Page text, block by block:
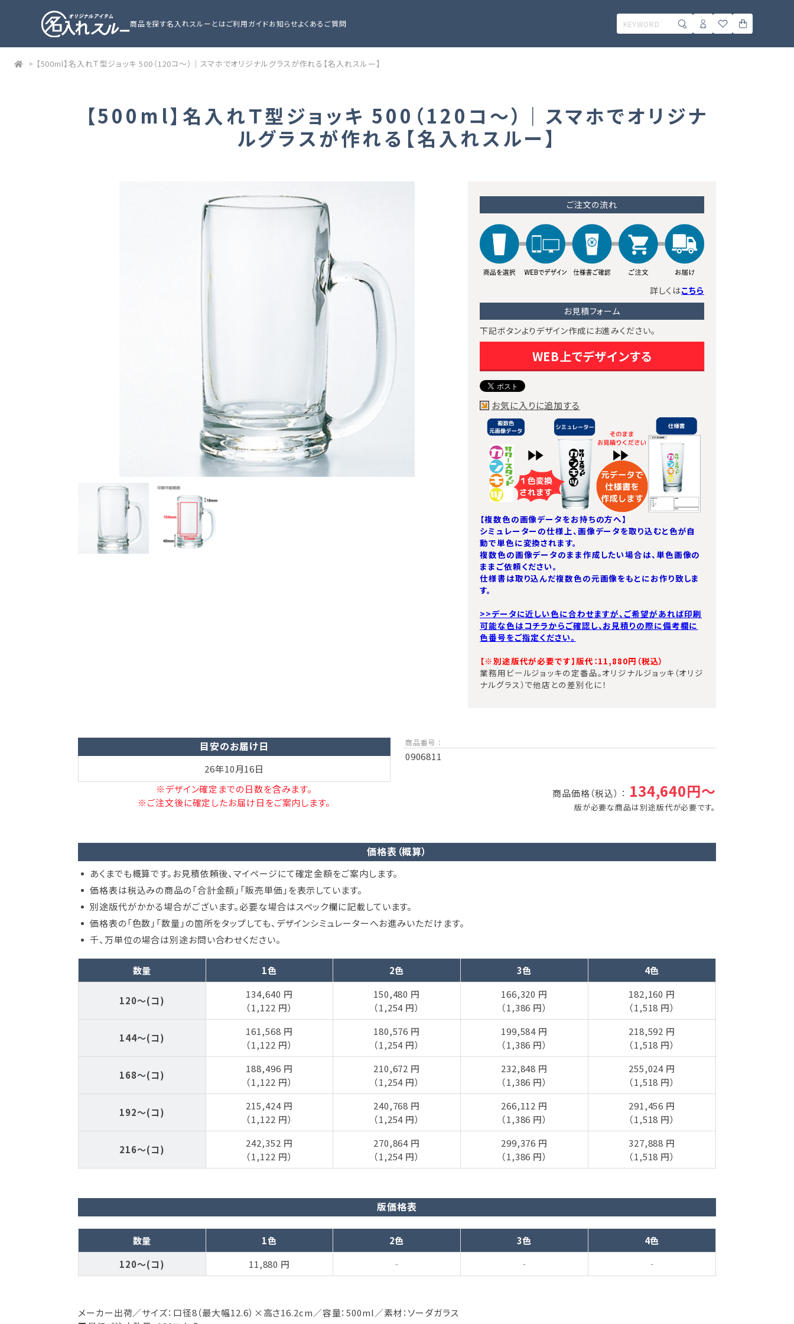
商品を探す名入れスルーとはご利用ガイドお知らせよくあるご質問
> 【500ml】名入れＴ型ジョッキ 500（120コ～）｜スマホでオリジナルグラスが作れる【名入れスルー】
【500ml】名入れＴ型ジョッキ 500（120コ～）｜スマホでオリジナ
ルグラスが作れる【名入れスルー】
ご注文の流れ
詳しくはこちら
お見積フォーム
下記ボタンよりデザイン作成にお進みください。
WEB上でデザインする
お気に入りに追加する
【複数色の画像データをお持ちの方へ】
シミュレーターの仕様上、画像データを取り込むと色が自
動で単色に変換されます。
複数色の画像データのまま作成したい場合は、単色画像の
ままご依頼ください。
仕様書は取り込んだ複数色の元画像をもとにお作り致しま
す。
>>データに近しい色に合わせますが、ご希望があれば印刷
可能な色はコチラからご確認し、お見積りの際に備考欄に
色番号をご指定ください。
【※別途版代が必要です】版代：11,880円（税込）​
業務用ビールジョッキの定番品。オリジナルジョッキ（オリジ
ナルグラス）で他店との差別化に！
目安のお届け日
26年10月16日
※デザイン確定までの日数を含みます。
※ご注文後に確定したお届け日をご案内します。
商品番号 ：
0906811
商品価格（税込） ： 134,640円～
版が必要な商品は別途版代が必要です。
価格表（概算）
あくまでも概算です。お見積依頼後、マイページにて確定金額をご案内します。
価格表は税込みの商品の「合計金額」「販売単価」を表示しています。
別途版代がかかる場合がございます。必要な場合はスペック欄に記載しています。
価格表の「色数」「数量」の箇所をタップしても、デザインシミュレーターへお進みいただけます。
千、万単位の場合は別途お問い合わせください。
数量 1色 2色 3色 4色
120～(コ)
134,640 円
（1,122 円）
150,480 円
（1,254 円）
166,320 円
（1,386 円）
182,160 円
（1,518 円）
144～(コ)
161,568 円
（1,122 円）
180,576 円
（1,254 円）
199,584 円
（1,386 円）
218,592 円
（1,518 円）
168～(コ)
188,496 円
（1,122 円）
210,672 円
（1,254 円）
232,848 円
（1,386 円）
255,024 円
（1,518 円）
192～(コ)
215,424 円
（1,122 円）
240,768 円
（1,254 円）
266,112 円
（1,386 円）
291,456 円
（1,518 円）
216～(コ)
242,352 円
（1,122 円）
270,864 円
（1,254 円）
299,376 円
（1,386 円）
327,888 円
（1,518 円）
版価格表
数量 1色 2色 3色
4色
120～(コ)
11,880 円 ‐ ‐ ‐
メーカー出荷／サイズ：口径8（最大幅12.6）×高さ16.2cm／容量：500ml／素材：ソーダガラス